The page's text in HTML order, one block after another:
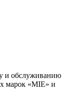
и обслуживанию
марок «MIE» и